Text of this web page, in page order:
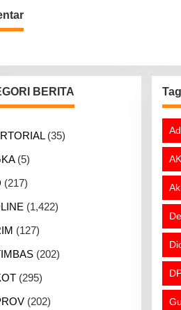
BERITA
(35)
(5)
(217)
(1,422)
(127)
(202)
(295)
(202)
Tag